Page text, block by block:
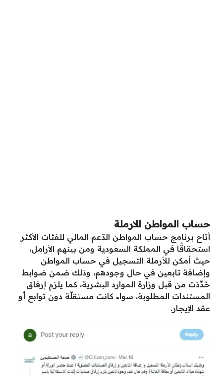
حساب المواطن للارملة
أتاح برنامج حساب المواطن الدّعم المالي للفئات الأكثر
استحقاقًا في المملكة السعودية ومن بينهم الأرامل،
حيث أمكن للأرملة التسجيل في حساب المواطن
وإضافة تابعين في حال وجودهم، وذلك ضمن ضوابط
حُدِّدَت من قبل وزارة الموارد البشرية، كما يلزم إرفاق
المستندات المطلوبة، سواء كانت مستقلّة دون توابع أو
عقد الإيجار.